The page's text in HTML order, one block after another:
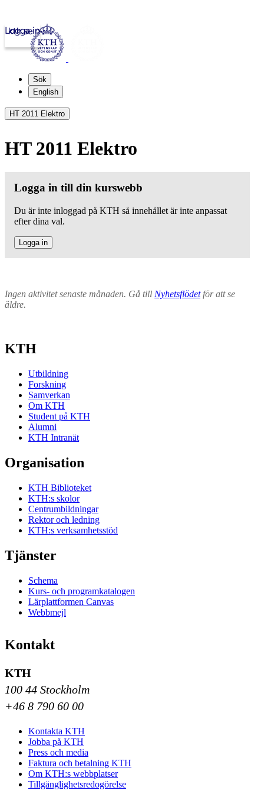
kth.se
Logga in
Sök
English
HT 2011 Elektro
HT 2011 Elektro
Logga in till din kurswebb
Du är inte inloggad på KTH så innehållet är inte anpassat
efter dina val.
Logga in
Ingen aktivitet senaste månaden. Gå till Nyhetsflödetför att se
äldre.
KTH
Utbildning
Forskning
Samverkan
Om KTH
Student på KTH
Alumni
KTH Intranät
Organisation
KTH Biblioteket
KTH:s skolor
Centrumbildningar
Rektor och ledning
KTH:s verksamhetsstöd
Tjänster
Schema
Kurs- och programkatalogen
Lärplattformen Canvas
Webbmejl
Kontakt
KTH
100 44 Stockholm
+46 8 790 60 00
Kontakta KTH
Jobba på KTH
Press och media
Faktura och betalning KTH
Om KTH:s webbplatser
Tillgänglighetsredogörelse